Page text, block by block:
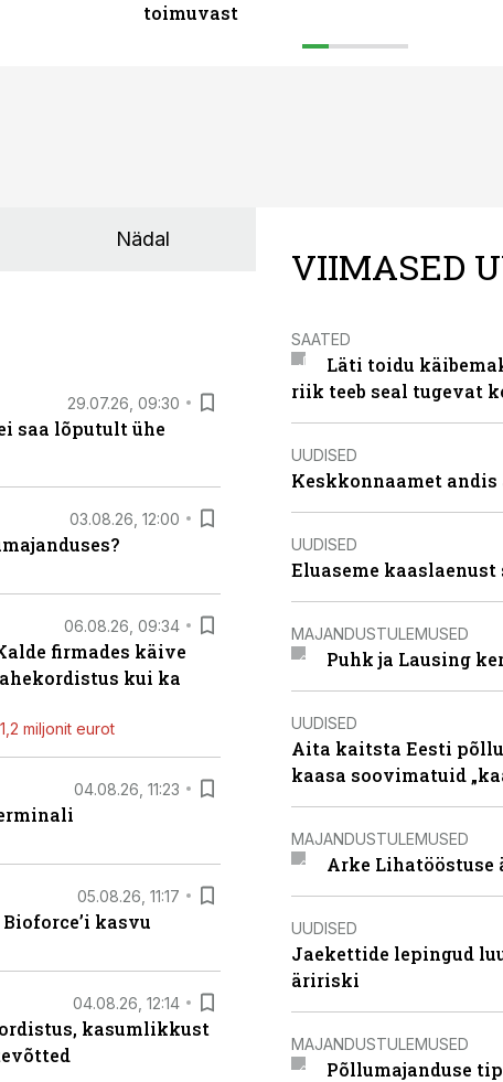
toimuvast
Nädal
29.07.26, 09:30
saa lõputult ühe
03.08.26, 12:00
06.08.26, 09:34
firmades käive
kui ka
miljonit eurot
04.08.26, 11:23
05.08.26, 11:17
kasvu
04.08.26, 12:14
kasumlikkust
VIIMASED
SAATED
Läti toidu
riik teeb seal tugevat
UUDISED
Keskkonnaamet
UUDISED
Eluaseme kaaslaenust
MAJANDUSTULEMUSED
Puhk ja Lausing
UUDISED
Aita kaitsta Eesti
kaasa soovimatuid
MAJANDUSTULEMUSED
Arke Lihatööstuse
UUDISED
Jaekettide lepingud
äririski
MAJANDUSTULEMUSED
Põllumajanduse